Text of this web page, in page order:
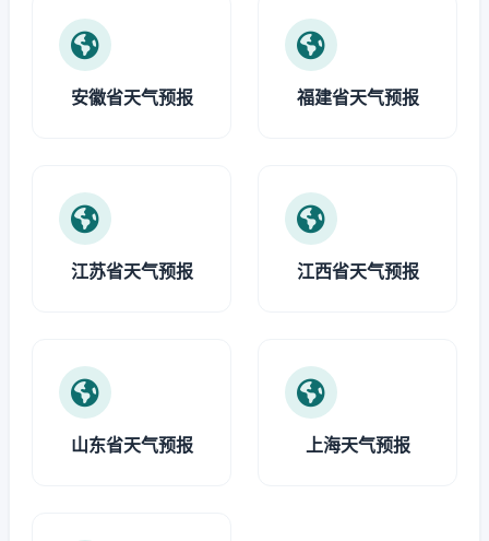
安徽省天气预报 福建省天气预报
江苏省天气预报 江西省天气预报
山东省天气预报 上海天气预报